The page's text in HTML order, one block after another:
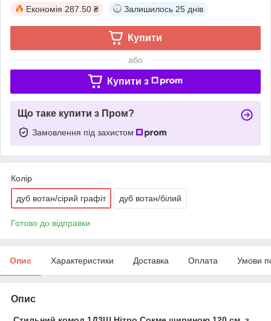
Економія 287.50 ₴ Залишилось 25 днів
Купити
або
Купити з
Що таке купити з Пром?
Замовлення під захистом
Колір
дуб вотан/сірий графіт дуб вотан/білий
Готово до відправки
Опис Характеристики Доставка Оплата Умови
Опис